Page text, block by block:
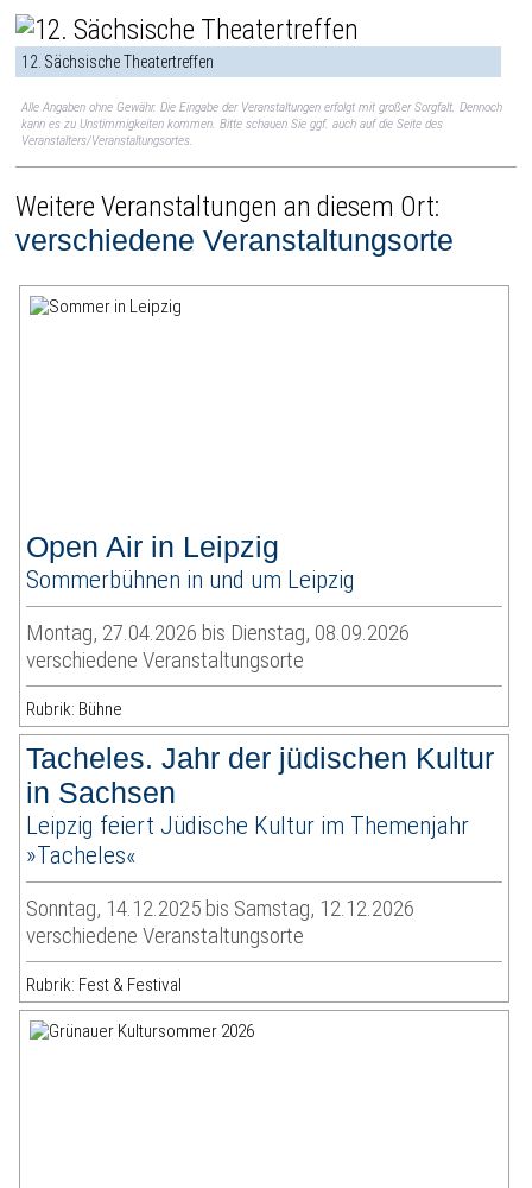
12. Sächsische Theatertreffen
Alle Angaben ohne Gewähr. Die Eingabe der Veranstaltungen erfolgt mit großer Sorgfalt. Dennoch
kann es zu Unstimmigkeiten kommen. Bitte schauen Sie ggf. auch auf die Seite des
Veranstalters/Veranstaltungsortes.
Weitere Veranstaltungen an diesem Ort:
verschiedene Veranstaltungsorte
Open Air in Leipzig
Sommerbühnen in und um Leipzig
Montag, 27.04.2026 bis Dienstag, 08.09.2026
verschiedene Veranstaltungsorte
Rubrik: Bühne
Tacheles. Jahr der jüdischen Kultur
in Sachsen
Leipzig feiert Jüdische Kultur im Themenjahr
»Tacheles«
Sonntag, 14.12.2025 bis Samstag, 12.12.2026
verschiedene Veranstaltungsorte
Rubrik: Fest & Festival